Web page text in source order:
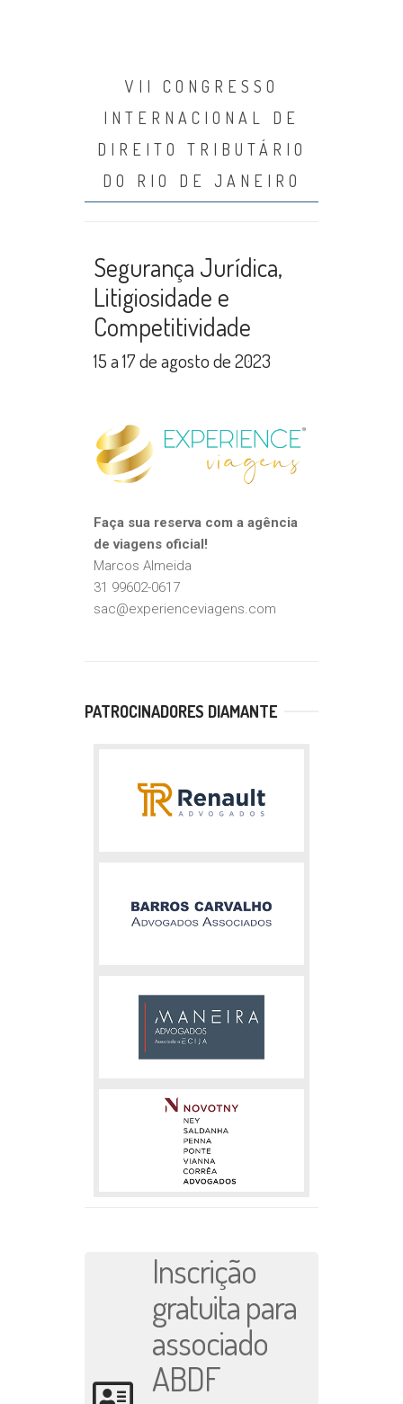
VII CONGRESSO
INTERNACIONAL DE
DIREITO TRIBUTÁRIO
DO RIO DE JANEIRO
Segurança Jurídica,
Litigiosidade e
Competitividade
15 a 17 de agosto de 2023
Faça sua reserva com a agência
de viagens oficial!
Marcos Almeida
31 99602-0617
sac@experienceviagens.com
PATROCINADORES DIAMANTE
Inscrição
gratuita para
associado
ABDF